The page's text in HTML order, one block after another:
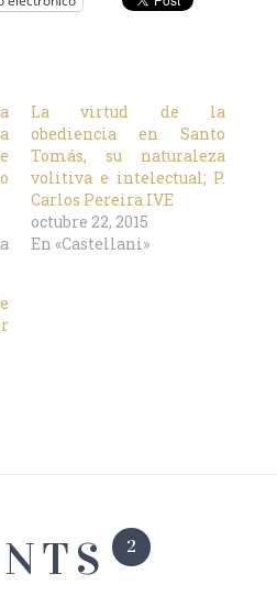
La virtud de la
obediencia en Santo
Tomás, su naturaleza
volitiva e intelectual; P.
Carlos Pereira IVE
octubre 22, 2015
En «Castellani»
2